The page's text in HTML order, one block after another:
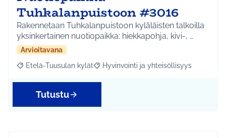
Tuhkalanpuistoon #3016
Rakennetaan Tuhkalanpuistoon kyläläisten talkoilla
yksinkertainen nuotiopaikka: hiekkapohja, kivi-, …
Arvioitavana
Rajaa tulokset aihepiirin mukaan: Etelä-Tuusulan kylät
Etelä-Tuusulan kylät Rajaa tulokset teeman mukaan:
Hyvinvointi ja yhteisöllisyys
Tutustu